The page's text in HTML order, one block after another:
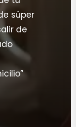
súper
de